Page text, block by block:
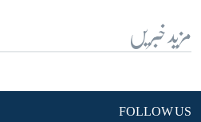
مزید خبریں
FOLLOW US